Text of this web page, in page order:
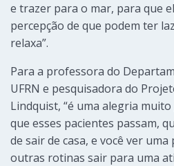
e trazer para o mar, para que
percepção de que podem ter
relaxa”.
Para a professora do
UFRN e pesquisadora do
Lindquist, “é uma alegria
que esses pacientes passam,
de sair de casa, e você ver
outras rotinas sair para uma